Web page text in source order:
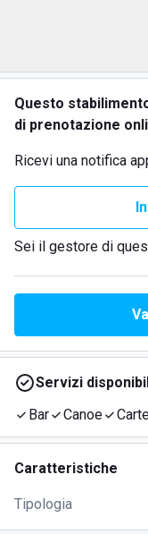
Questo
di prenotazione
Ricevi una notifica
Sei il gestore di
Servizi
Bar
Canoe
Caratteristiche
Tipologia